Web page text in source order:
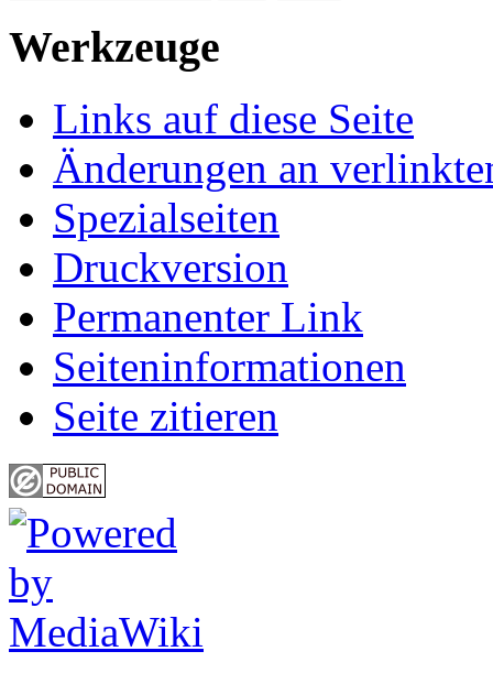
Werkzeuge
Links auf diese Seite
Änderungen an
Spezialseiten
Druckversion
Permanenter Link
Seiten­informationen
Seite zitieren